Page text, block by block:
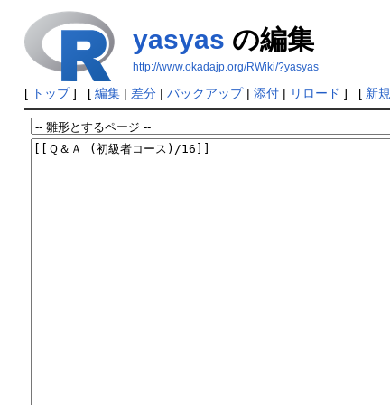
yasyas の編集
http://www.okadajp.org/RWiki/?yasyas
[ トップ] [ 編集| 差分| バックアップ| 添付| リロード ] [ 新規